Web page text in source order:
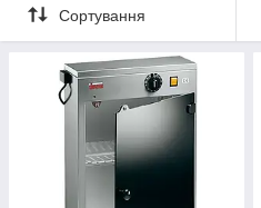
Сортування